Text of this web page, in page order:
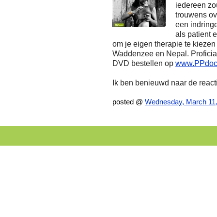
iedereen
trouwens
een
als patient
om je eigen therapie te
Waddenzee en Nepal.
DVD bestellen op
Ik ben benieuwd naar de
posted @ Wednesday, March